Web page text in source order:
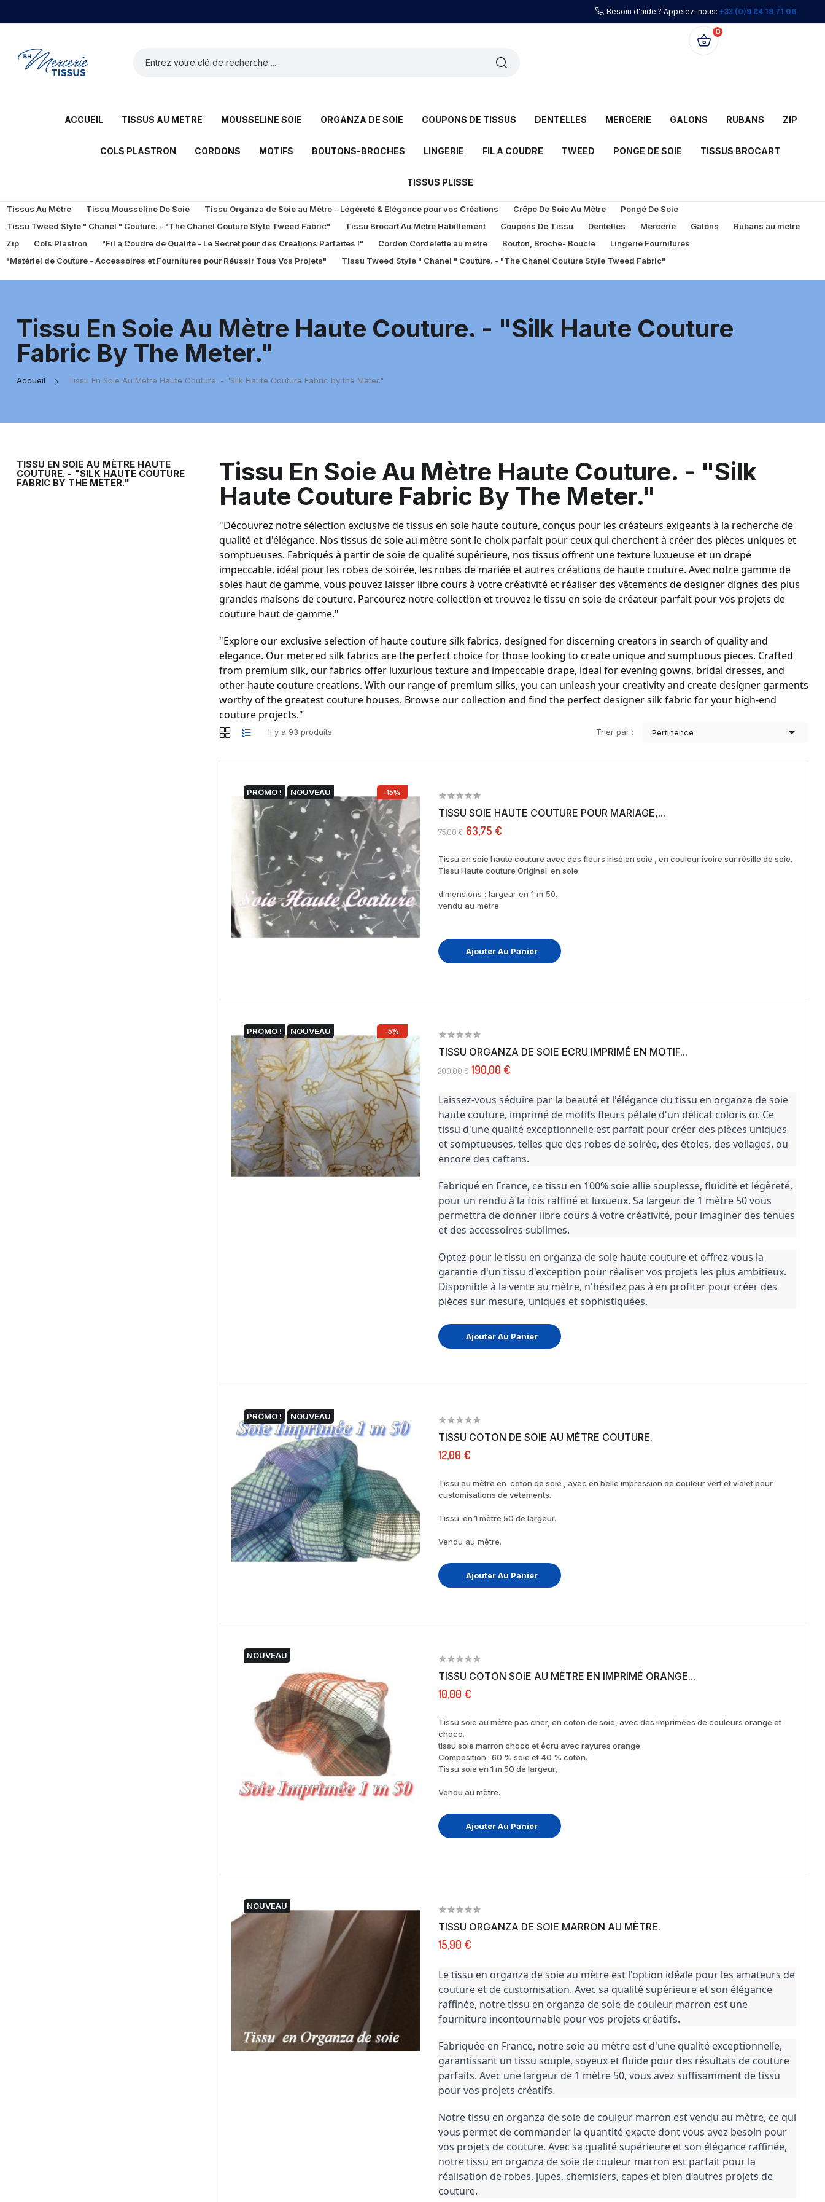
Besoin d'aide ? Appelez-nous: +33 (0)9 84 19 71 06
0
ACCUEIL TISSUS AU METRE MOUSSELINE SOIE ORGANZA DE SOIE COUPONS DE TISSUS DENTELLES MERCERIE GALONS RUBANS ZIP
COLS PLASTRON CORDONS MOTIFS BOUTONS-BROCHES LINGERIE FIL A COUDRE TWEED PONGE DE SOIE TISSUS BROCART
TISSUS PLISSE
Tissus Au Mètre Tissu Mousseline De Soie Tissu Organza de Soie au Mètre – Légèreté & Élégance pour vos Créations Crêpe De Soie Au Mètre
Pongé De Soie
Tissu Tweed Style " Chanel " Couture. - "The Chanel Couture Style Tweed Fabric"
Tissu Brocart Au Mètre Habillement Coupons De Tissu Dentelles Mercerie Galons
Rubans au mètre
Zip
Cols Plastron "Fil à Coudre de Qualité - Le Secret pour des Créations Parfaites !" Cordon Cordelette au mètre Bouton, Broche- Boucle
Lingerie Fournitures
"Matériel de Couture - Accessoires et Fournitures pour Réussir Tous Vos Projets"
Tissu Tweed Style " Chanel " Couture. - "The Chanel Couture Style Tweed Fabric"
Tissu En Soie Au Mètre Haute Couture. - "Silk Haute Couture
Fabric By The Meter."
Accueil Tissu En Soie Au Mètre Haute Couture. - "Silk Haute Couture Fabric by the Meter."
TISSU EN SOIE AU MÈTRE HAUTE
COUTURE. - "SILK HAUTE COUTURE
FABRIC BY THE METER."
Tissu En Soie Au Mètre Haute Couture. - "Silk
Haute Couture Fabric By The Meter."
"Découvrez notre sélection exclusive de tissus en soie haute couture, conçus pour les créateurs exigeants à la recherche de
qualité et d'élégance. Nos tissus de soie au mètre sont le choix parfait pour ceux qui cherchent à créer des pièces uniques et
somptueuses. Fabriqués à partir de soie de qualité supérieure, nos tissus offrent une texture luxueuse et un drapé
impeccable, idéal pour les robes de soirée, les robes de mariée et autres créations de haute couture. Avec notre gamme de
soies haut de gamme, vous pouvez laisser libre cours à votre créativité et réaliser des vêtements de designer dignes des plus
grandes maisons de couture. Parcourez notre collection et trouvez le tissu en soie de créateur parfait pour vos projets de
couture haut de gamme."
"Explore our exclusive selection of haute couture silk fabrics, designed for discerning creators in search of quality and
elegance. Our metered silk fabrics are the perfect choice for those looking to create unique and sumptuous pieces. Crafted
from premium silk, our fabrics offer luxurious texture and impeccable drape, ideal for evening gowns, bridal dresses, and
other haute couture creations. With our range of premium silks, you can unleash your creativity and create designer garments
worthy of the greatest couture houses. Browse our collection and find the perfect designer silk fabric for your high-end
couture projects."
Il y a 93 produits. Trier par : Pertinence 
PROMO ! NOUVEAU -15%
TISSU SOIE HAUTE COUTURE POUR MARIAGE,...
75,00 € 63,75 €
Tissu en soie haute couture avec des fleurs irisé en soie , en couleur ivoire sur résille de soie.
Tissu Haute couture Original en soie
dimensions : largeur en 1 m 50.
vendu au mètre
Ajouter Au Panier
PROMO ! NOUVEAU -5%
TISSU ORGANZA DE SOIE ECRU IMPRIMÉ EN MOTIF...
200,00 € 190,00 €
Laissez-vous séduire par la beauté et l'élégance du tissu en organza de soie
haute couture, imprimé de motifs fleurs pétale d'un délicat coloris or. Ce
tissu d'une qualité exceptionnelle est parfait pour créer des pièces uniques
et somptueuses, telles que des robes de soirée, des étoles, des voilages, ou
encore des caftans.
Fabriqué en France, ce tissu en 100% soie allie souplesse, fluidité et légèreté,
pour un rendu à la fois raffiné et luxueux. Sa largeur de 1 mètre 50 vous
permettra de donner libre cours à votre créativité, pour imaginer des tenues
et des accessoires sublimes.
Optez pour le tissu en organza de soie haute couture et offrez-vous la
garantie d'un tissu d'exception pour réaliser vos projets les plus ambitieux.
Disponible à la vente au mètre, n'hésitez pas à en profiter pour créer des
pièces sur mesure, uniques et sophistiquées.
Ajouter Au Panier
PROMO ! NOUVEAU
TISSU COTON DE SOIE AU MÈTRE COUTURE.
12,00 €
Tissu au mètre en coton de soie , avec en belle impression de couleur vert et violet pour
customisations de vetements.
Tissu en 1 mètre 50 de largeur.
Vendu au mètre.
Ajouter Au Panier
NOUVEAU
TISSU COTON SOIE AU MÈTRE EN IMPRIMÉ ORANGE...
10,00 €
Tissu soie au mètre pas cher, en coton de soie, avec des imprimées de couleurs orange et
choco.
tissu soie marron choco et écru avec rayures orange .
Composition : 60 % soie et 40 % coton.
Tissu soie en 1 m 50 de largeur,
Vendu au mètre.
Ajouter Au Panier
NOUVEAU
TISSU ORGANZA DE SOIE MARRON AU MÈTRE.
15,90 €
Le tissu en organza de soie au mètre est l'option idéale pour les amateurs de
couture et de customisation. Avec sa qualité supérieure et son élégance
raffinée, notre tissu en organza de soie de couleur marron est une
fourniture incontournable pour vos projets créatifs.
Fabriquée en France, notre soie au mètre est d'une qualité exceptionnelle,
garantissant un tissu souple, soyeux et fluide pour des résultats de couture
parfaits. Avec une largeur de 1 mètre 50, vous avez suffisamment de tissu
pour vos projets créatifs.
Notre tissu en organza de soie de couleur marron est vendu au mètre, ce qui
vous permet de commander la quantité exacte dont vous avez besoin pour
vos projets de couture. Avec sa qualité supérieure et son élégance raffinée,
notre tissu en organza de soie de couleur marron est parfait pour la
réalisation de robes, jupes, chemisiers, capes et bien d'autres projets de
couture.